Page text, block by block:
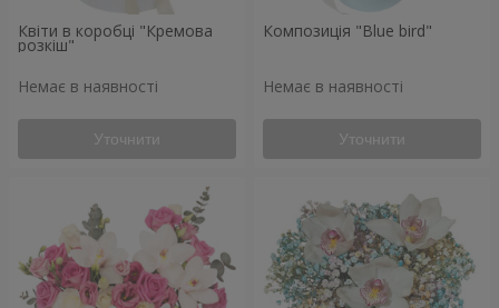
Квіти в коробці "Кремова
розкіш"
Немає в наявності
Уточнити
Композиція "Blue bird"
Немає в наявності
Уточнити